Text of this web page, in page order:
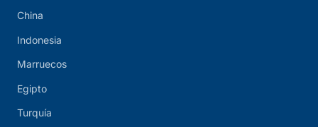
China
Indonesia
Marruecos
Egipto
Turquía